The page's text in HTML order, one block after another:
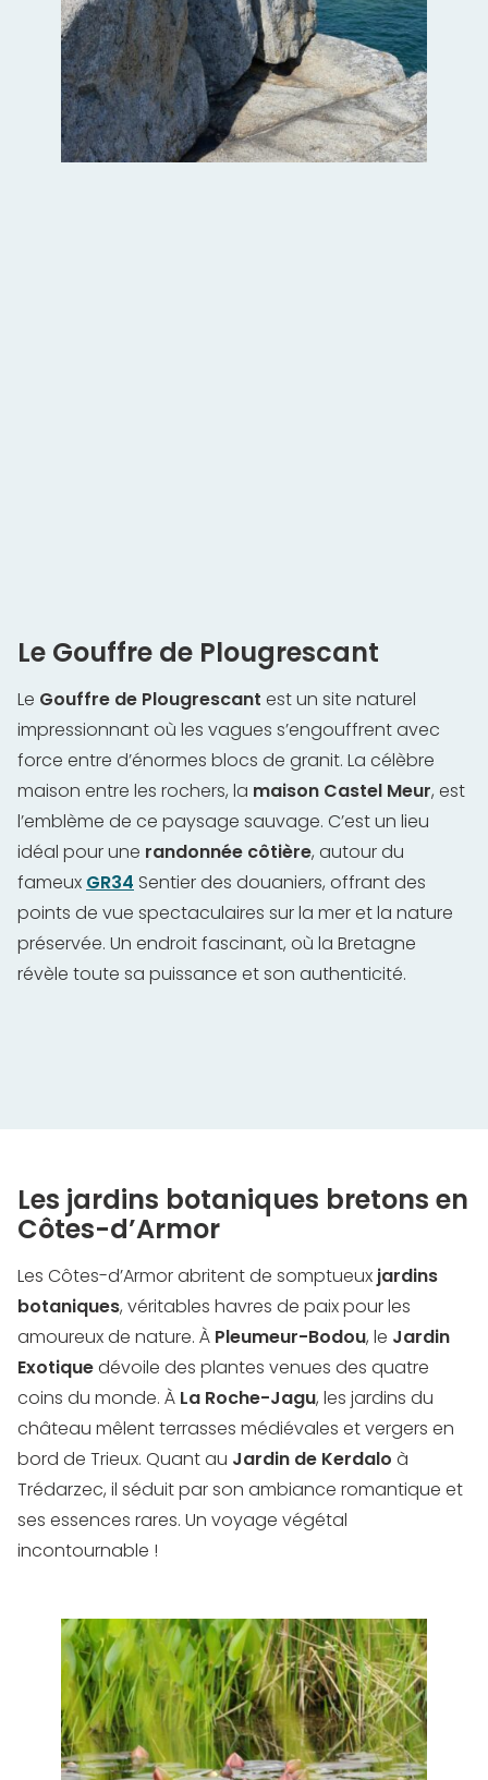
Le Gouffre de Plougrescant
Le Gouffre de Plougrescant est un site naturel
impressionnant où les vagues s’engouffrent avec
force entre d’énormes blocs de granit. La célèbre
maison entre les rochers, la maison Castel Meur, est
l’emblème de ce paysage sauvage. C’est un lieu
idéal pour une randonnée côtière, autour du
fameux GR34 Sentier des douaniers, offrant des
points de vue spectaculaires sur la mer et la nature
préservée. Un endroit fascinant, où la Bretagne
révèle toute sa puissance et son authenticité.
Les jardins botaniques bretons en
Côtes-d’Armor
Les Côtes-d’Armor abritent de somptueux jardins
botaniques, véritables havres de paix pour les
amoureux de nature. À Pleumeur-Bodou, le Jardin
Exotiquedévoile des plantes venues des quatre
coins du monde. À La Roche-Jagu, les jardins du
château mêlent terrasses médiévales et vergers en
bord de Trieux. Quant au Jardin de Kerdalo à
Trédarzec, il séduit par son ambiance romantique et
ses essences rares. Un voyage végétal
incontournable !